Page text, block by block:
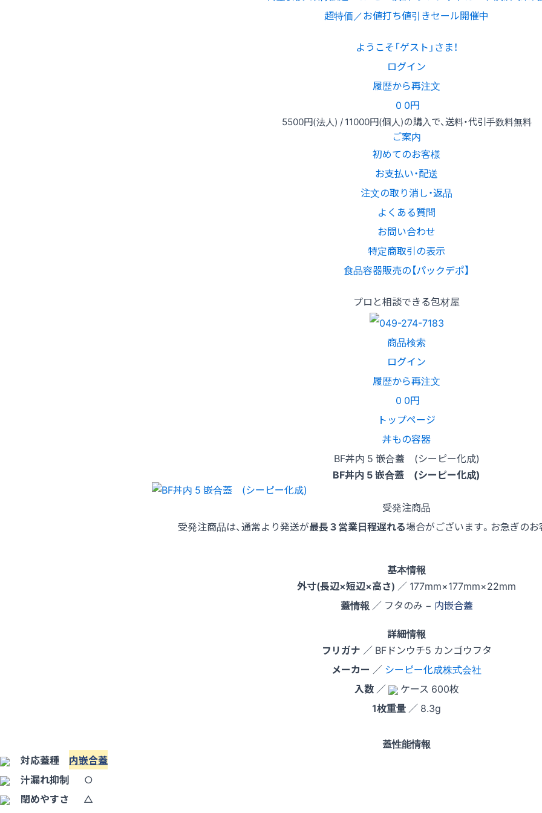
超特価／お値打ち値引きセール開催中
ようこそ「ゲスト」さま！
ログイン
履歴から再注文
0 0円
5500円(法人) /11000円(個人)の購入で、送料・代引手数料無料
ご案内
初めてのお客様
お支払い・配送
注文の取り消し・返品
よくある質問
お問い合わせ
特定商取引の表示
食品容器販売の【パックデポ】
プロと相談できる包材屋
商品検索
ログイン
履歴から再注文
0 0円
トップページ
丼もの容器
BF丼内 5 嵌合蓋 (シーピー化成)
BF丼内 5 嵌合蓋 (シーピー化成)
受発注商品
受発注商品は、通常より発送が最長３営業日程遅れる場合がございます。お急ぎの
基本情報
外寸(長辺×短辺×高さ) ／ 177mm×177mm×22mm
蓋情報 ／ フタのみ − 内嵌合蓋
詳細情報
フリガナ ／ BFドンウチ5 カンゴウフタ
メーカー ／ シーピー化成株式会社
入数／
ケース 600枚
1枚重量 ／ 8.3g
蓋性能情報
対応蓋種 内嵌合蓋
汁漏れ抑制
○
閉めやすさ
△